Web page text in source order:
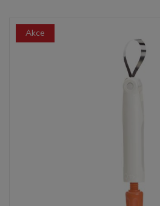
Akce